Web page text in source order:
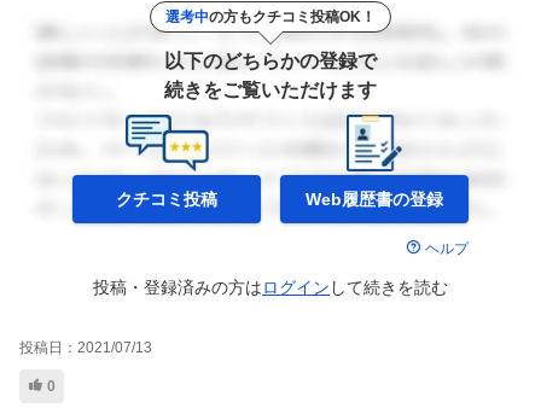
選考中の方もクチコミ投稿OK！
以下のどちらかの登録で
続きをご覧いただけます
クチコミ投稿 Web履歴書の登録
ヘルプ
投稿・登録済みの方はログイン して続きを読む
投稿日： 2021/07/13
0